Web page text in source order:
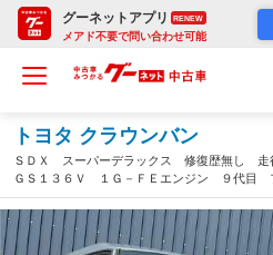
グーネットアプリ RENEW
メアド不要で問い合わせ可能
トヨタ クラウンバン
ＳＤＸ スーパーデラックス 修復歴無し 走
ＧＳ１３６Ｖ １Ｇ－ＦＥエンジン ９代目
（千葉県）